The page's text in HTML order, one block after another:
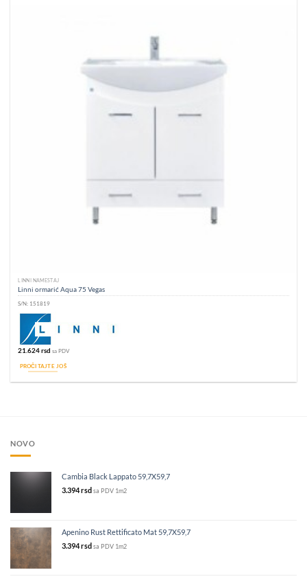
LINNI NAMEŠTAJ
Linni ormarić Aqua 75 Vegas
S/N: 151819
21.624rsd sa PDV
PROČITAJTE JOŠ
NOVO
Cambia Black Lappato 59,7X59,7
3.394rsdsa PDV 1m2
Apenino Rust Rettificato Mat 59,7X59,7
3.394rsdsa PDV 1m2